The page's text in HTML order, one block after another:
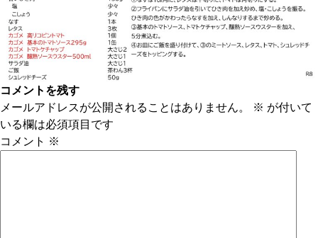
コメントを残す
メールアドレスが公開されることはありません。
※ が付いて
いる欄は必須項目です
コメント ※